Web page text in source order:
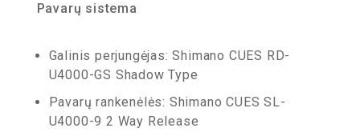
Pavarų sistema
Galinis perjungėjas: Shimano CUES RD-
U4000-GS Shadow Type
Pavarų rankenėlės: Shimano CUES SL-
U4000-9 2 Way Release